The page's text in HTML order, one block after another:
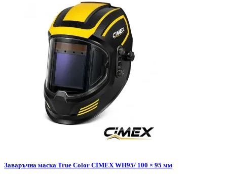
Заваръчна маска True Color CIMEX WH95/ 100 × 95 мм